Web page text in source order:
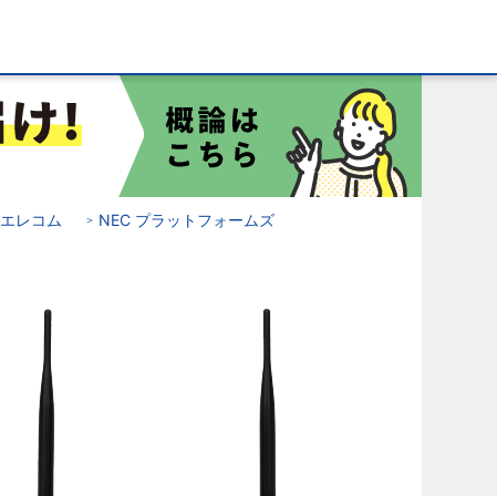
エレコム
NEC プラットフォームズ